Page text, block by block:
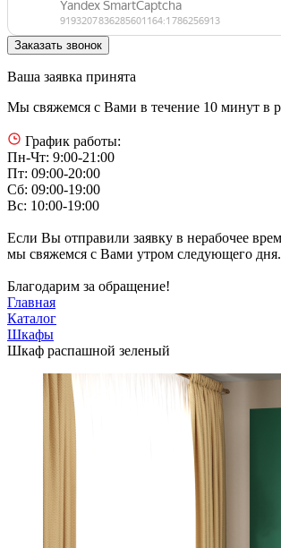
Ваша заявка принята
Мы свяжемся с Вами в течение 10 минут в
График работы:
Пн-Чт: 9:00-21:00
Пт: 09:00-20:00
Сб: 09:00-19:00
Вс: 10:00-19:00
Если Вы отправили заявку в нерабочее
мы свяжемся с Вами утром следующего дня.
Благодарим за обращение!
Главная
Каталог
Шкафы
Шкаф распашной зеленый